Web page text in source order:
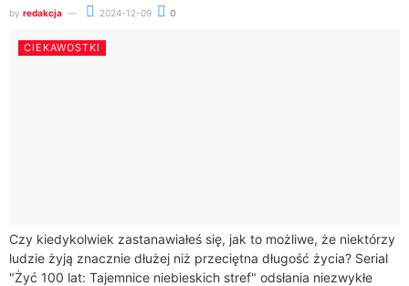
by redakcja 2024-12-09 0
CIEKAWOSTKI
Czy kiedykolwiek zastanawiałeś się, jak to możliwe, że niektórzy
ludzie żyją znacznie dłużej niż przeciętna długość życia? Serial
"Żyć 100 lat: Tajemnice niebieskich stref" odsłania niezwykłe